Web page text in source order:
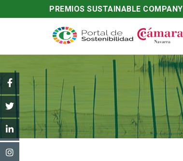
PREMIOS SUSTAINABLE COMPANY